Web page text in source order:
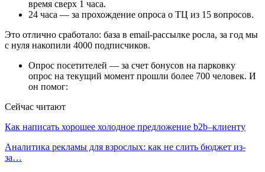
время сверх 1 часа.
24 часа — за прохождение опроса о ТЦ из 15 вопросов.
Это отлично сработало: база в emаil-рассылке росла, за год мы
с нуля накопили 4000 подписчиков.
Опрос посетителей — за счет бонусов на парковку
опрос на текущий момент прошли более 700 человек. И
он помог:
Сейчас читают
Как написать хорошее холодное предложение b2b–клиенту
Аналитика рекламы для взрослых: как не слить бюджет из-
за…